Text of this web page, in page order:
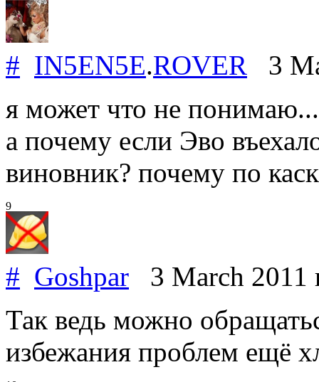
# IN5EN5E.ROVER 3
я может что не
а почему если Эво
виновник? почему по
9
# Goshpar 3 March 2011
Так ведь можно
избежания проблем ещё